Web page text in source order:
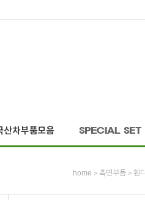
home > 측면부품 > 휀